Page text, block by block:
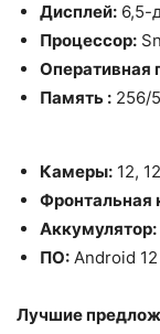
Дисплей: 6,5-
Процессор:
Оперативная
Память : 256/
Камеры: 12,
Фронтальная
Аккумулятор:
ПО: Android 12
Лучшие